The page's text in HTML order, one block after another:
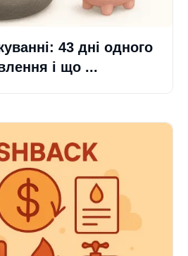
43 дні одного
і що ...